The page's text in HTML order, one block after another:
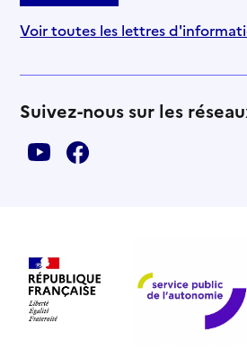
Voir toutes les lettres
Suivez-nous sur les